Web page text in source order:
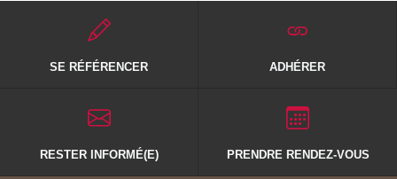
SE RÉFÉRENCER ADHÉRER
RESTER INFORMÉ(E) PRENDRE RENDEZ-VOUS